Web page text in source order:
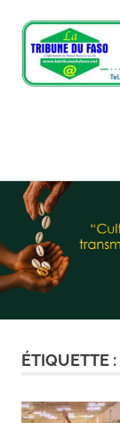
Skip
content
du
Faso
un
clic
ÉTIQUETTE :